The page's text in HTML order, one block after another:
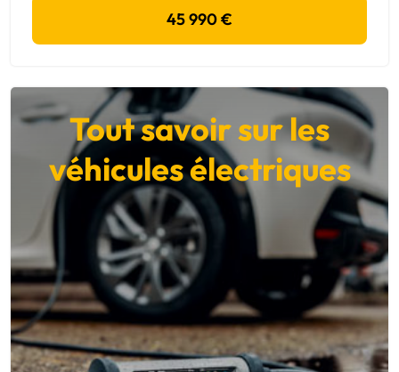
45 990 €
Tout savoir sur les
véhicules électriques